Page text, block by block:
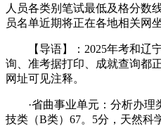
人员各类别笔试最低及格分数
员名单近期将正在各地相关网
【导语】：2025年考和辽宁
询、准考据打印、成就查询都
网址可见注释。
·省曲事业单元：分析办理
技类（B类）67。5分，天然科